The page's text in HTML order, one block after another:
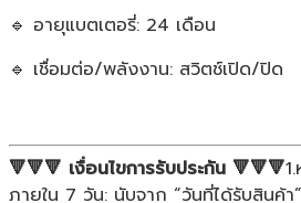
🔹 อายุแบตเตอรี่: 24 เดือน
🔹 เชื่อมต่อ/พลังงาน: สวิตช์เปิด/ปิด
🔻🔻🔻 เงื่อนไขการรับประกัน 🔻🔻🔻
ภายใน 7 วัน: นับจาก “วันที่ได้รับสินค้า